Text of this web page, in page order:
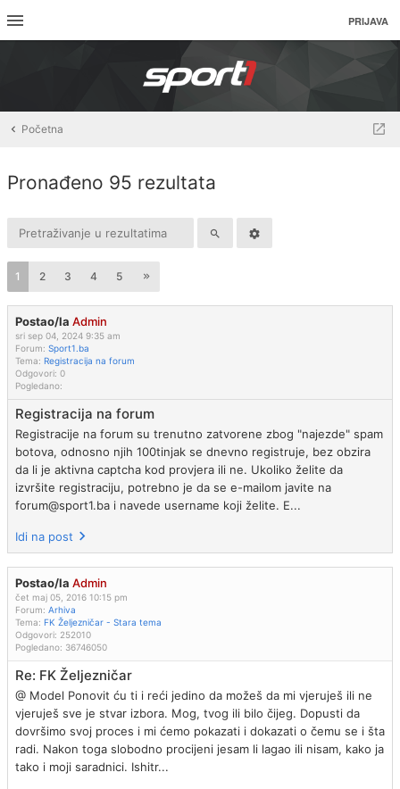
PRIJAVA
Početna
Pronađeno 95 rezultata
1 2 3 4 5
Postao/la Admin
sri sep 04, 2024 9:35 am
Forum: Sport1.ba
Tema: Registracija na forum
Odgovori: 0
Pogledano:
Registracija na forum
Registracije na forum su trenutno zatvorene zbog "najezde" spam
botova, odnosno njih 100tinjak se dnevno registruje, bez obzira
da li je aktivna captcha kod provjera ili ne. Ukoliko želite da
izvršite registraciju, potrebno je da se e-mailom javite na
forum@sport1.ba i navede username koji želite. E...
Idi na post
Postao/la Admin
čet maj 05, 2016 10:15 pm
Forum: Arhiva
Tema: FK Željezničar - Stara tema
Odgovori: 252010
Pogledano: 36746050
Re: FK Željezničar
@ Model Ponovit ću ti i reći jedino da možeš da mi vjeruješ ili ne
vjeruješ sve je stvar izbora. Mog, tvog ili bilo čijeg. Dopusti da
dovršimo svoj proces i mi ćemo pokazati i dokazati o čemu se i šta
radi. Nakon toga slobodno procijeni jesam li lagao ili nisam, kako ja
tako i moji saradnici. Ishitr...